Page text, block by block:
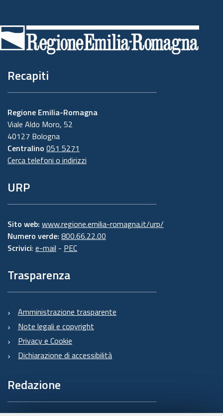
di
pagina
Recapiti
Regione Emilia-Romagna
Viale Aldo Moro, 52
40127 Bologna
Centralino 051 5271
Cerca telefoni o indirizzi
URP
Sito web: www.regione.emilia-romagna.it/urp/
Numero verde: 800.66.22.00
Scrivici: e-mail - PEC
Trasparenza
Amministrazione trasparente
Note legali e copyright
Privacy e Cookie
Dichiarazione di accessibilità
Redazione